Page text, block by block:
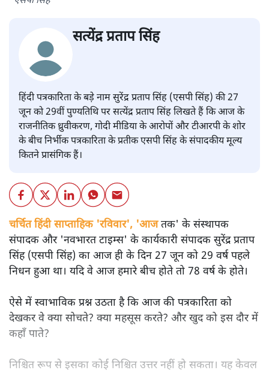
सत्येंद्र प्रताप सिंह
हिंदी पत्रकारिता के बड़े नाम सुरेंद्र प्रताप सिंह (एसपी सिंह) की 27
जून को 29वीं पुण्यतिथि पर सत्येंद्र प्रताप सिंह लिखते हैं कि आज के
राजनीतिक ध्रुवीकरण, गोदी मीडिया के आरोपों और टीआरपी के शोर
के बीच निर्भीक पत्रकारिता के प्रतीक एसपी सिंह के संपादकीय मूल्य
कितने प्रासंगिक हैं।
चर्चित हिंदी साप्ताहिक 'रविवार', 'आजतक' के संस्थापक
संपादक और 'नवभारत टाइम्स' के कार्यकारी संपादक सुरेंद्र प्रताप
सिंह (एसपी सिंह) का आज ही के दिन 27 जून को 29 वर्ष पहले
निधन हुआ था। यदि वे आज हमारे बीच होते तो 78 वर्ष के होते।
ऐसे में स्वाभाविक प्रश्न उठता है कि आज की पत्रकारिता को
देखकर वे क्या सोचते? क्या महसूस करते? और खुद को इस दौर में
कहाँ पाते?
निश्चित रूप से इसका कोई निश्चित उत्तर नहीं हो सकता। यह केवल